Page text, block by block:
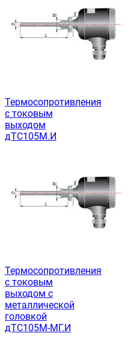
Термосопротивления
с токовым
выходом
дТС105М.И
Термосопротивления
с токовым
выходом с
металлической
головкой
дТС105М-МГ.И